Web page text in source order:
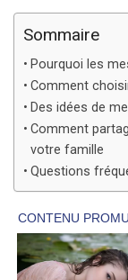
Sommaire
Pourquoi les
Comment
Des idées de
Comment
votre famille
Questions